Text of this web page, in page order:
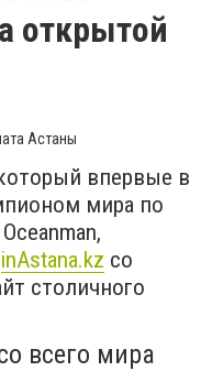
открытой
Астаны
впервые в
мира по
inАstana.kz со
столичного
всего мира